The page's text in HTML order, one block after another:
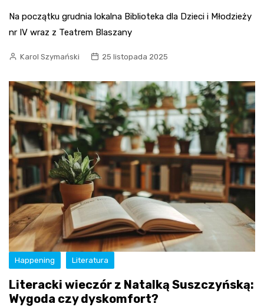
Na początku grudnia lokalna Biblioteka dla Dzieci i Młodzieży
nr IV wraz z Teatrem Blaszany
Karol Szymański 25 listopada 2025
Happening Literatura
Literacki wieczór z Natalką Suszczyńską:
Wygoda czy dyskomfort?